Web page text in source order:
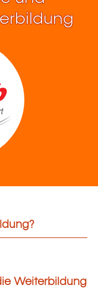
Weiterbildung